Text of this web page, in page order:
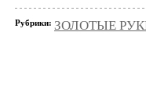
Рубрики: ЗОЛОТЫЕ